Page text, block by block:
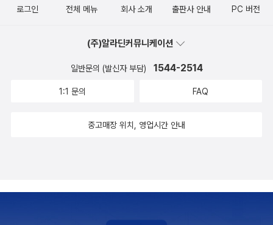
록되어 있어요.붙여놓고 수시로 외워야겠어요.세상에서 제일 쉬운 엄
로 이끌고 싶어요!저처럼 고민하시는 분들도 보시고 공부하시면 좋을
디어) / 2009년 10월 한스맘표 영어놀이 123양현주 지음 / 비타
진.김영주 지음 / 랭컴(Lancom) / 2015년 6월 아래에 있는 네
권의 책은 모두 품절이라 아쉽더군요. 구할 수 있으면 좋겠습니다. 알
[영어놀이터] 책은 2018년 새롭게 출간되었더군요. 엄마랑 유치원
영 오텐티 감수 / 애플비 / 2008년 12월 영어 놀이터 (본책 + CD
로그인 전체 메뉴 회사 소개 출판사 안내 PC 버전
(주)알라딘커뮤니케이션
일반문의 (발신자 부담) 1544-2514
1:1 문의 FAQ
중고매장 위치, 영업시간 안내